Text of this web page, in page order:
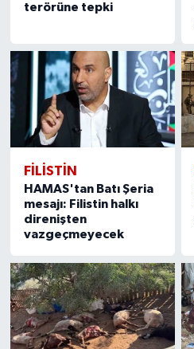
terörüne tepki
FILISTIN
HAMAS'tan Batı Şeria
mesajı: Filistin halkı
direnişten
vazgeçmeyecek